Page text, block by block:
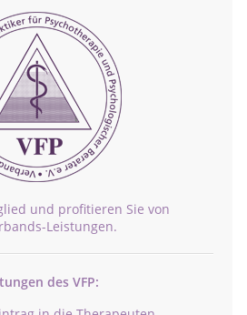
und profitieren Sie von
Leistungen.
des VFP: